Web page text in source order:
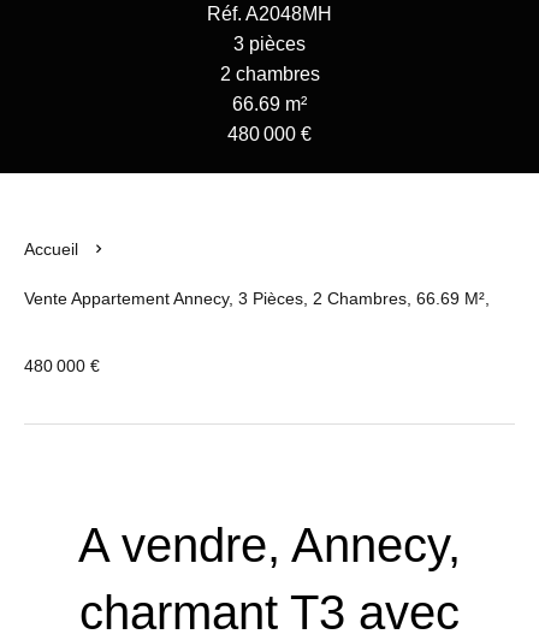
Réf. A2048MH
3 pièces
2 chambres
66.69 m²
480 000 €
Accueil
Vente Appartement Annecy, 3 Pièces, 2 Chambres, 66.69 M²,
480 000 €
A vendre, Annecy,
charmant T3 avec